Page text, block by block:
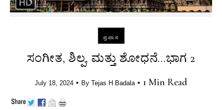
ಪ್ರವಾಸ
ಸಂಗೀತ, ಶಿಲ್ಪ, ಮತ್ತು ಶೋಧನೆ…ಭಾಗ 2
July 18, 2024 • By Tejas H Badala • 1 Min Read